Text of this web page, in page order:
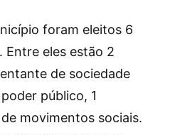
foram eleitos 6
Entre eles estão 2
de sociedade
público, 1
movimentos sociais.